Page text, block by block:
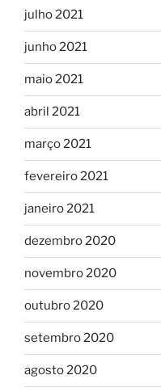
julho 2021
junho 2021
maio 2021
abril 2021
março 2021
fevereiro 2021
janeiro 2021
dezembro 2020
novembro 2020
outubro 2020
setembro 2020
agosto 2020